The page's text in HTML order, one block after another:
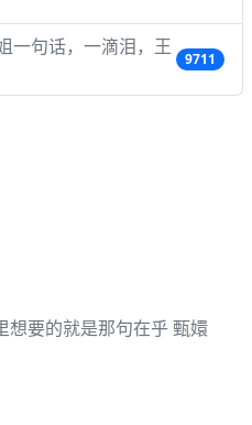
一句话，一滴泪，王
9711
想要的就是那句在乎 甄嬛